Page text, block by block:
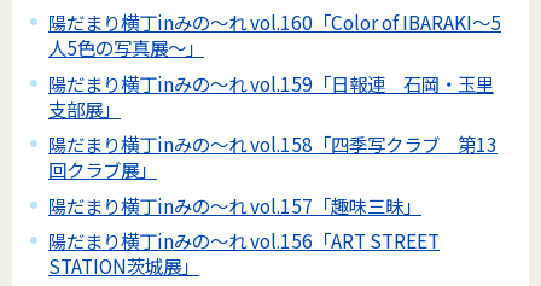
陽だまり横丁inみの～れ vol.160「Color of IBARAKI～5
人5色の写真展～」
陽だまり横丁inみの～れ vol.159「日報連 石岡・玉里
支部展」
陽だまり横丁inみの～れ vol.158「四季写クラブ 第13
回クラブ展」
陽だまり横丁inみの～れ vol.157「趣味三昧」
陽だまり横丁inみの～れ vol.156「ART STREET
STATION茨城展」